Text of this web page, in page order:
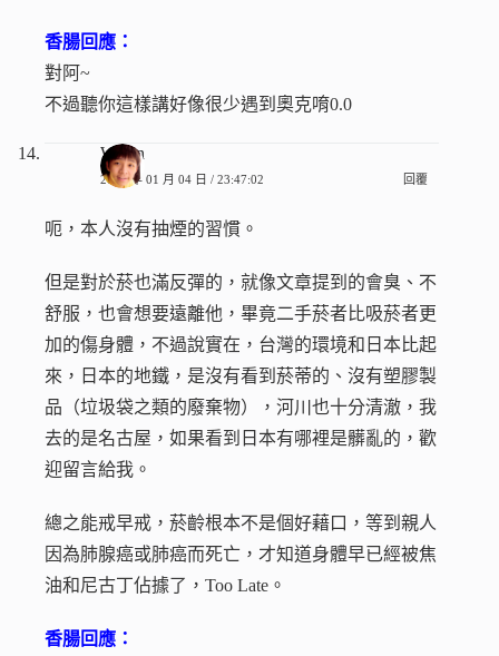
香腸回應：
對阿~
不過聽你這樣講好像很少遇到奧克唷0.0
Weien
2010 年 01 月 04 日 / 23:47:02 回覆
呃，本人沒有抽煙的習慣。
但是對於菸也滿反彈的，就像文章提到的會臭、不
舒服，也會想要遠離他，畢竟二手菸者比吸菸者更
加的傷身體，不過說實在，台灣的環境和日本比起
來，日本的地鐵，是沒有看到菸蒂的、沒有塑膠製
品（垃圾袋之類的廢棄物），河川也十分清澈，我
去的是名古屋，如果看到日本有哪裡是髒亂的，歡
迎留言給我。
總之能戒早戒，菸齡根本不是個好藉口，等到親人
因為肺腺癌或肺癌而死亡，才知道身體早已經被焦
油和尼古丁佔據了，Too Late。
香腸回應：